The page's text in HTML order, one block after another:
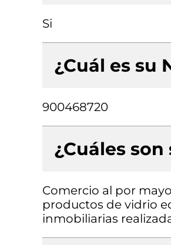
Si
¿Cuál es su
900468720
¿Cuáles
Comercio al por
productos de vidrio
inmobiliarias